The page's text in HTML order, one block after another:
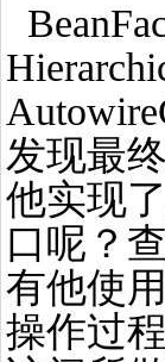
发现最
他实现
口呢？
有他使
操作过